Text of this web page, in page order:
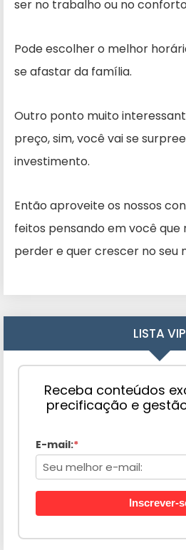
ser no trabalho ou no
Pode escolher o melhor
se afastar da família.
Outro ponto muito
preço, sim, você vai se
investimento.
Então aproveite os nossos
feitos pensando em você
perder e quer crescer no seu
LISTA VIP
Receba conteúdos
precificação e
E-mail:*
Inscrever-